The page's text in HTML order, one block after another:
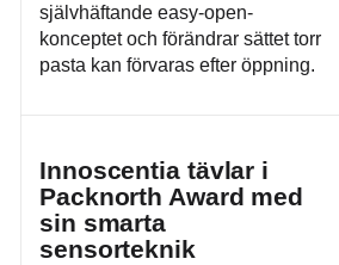
självhäftande easy-open-
konceptet och förändrar sättet torr
pasta kan förvaras efter öppning.
Innoscentia tävlar i
Packnorth Award med
sin smarta
sensorteknik